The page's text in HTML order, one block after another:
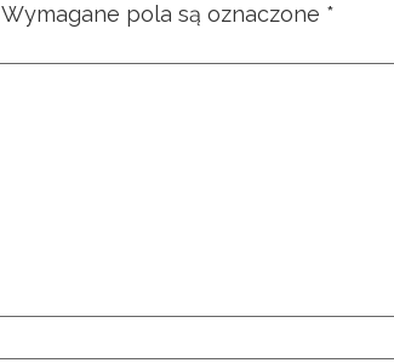
Wymagane pola są oznaczone *